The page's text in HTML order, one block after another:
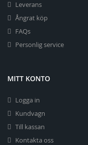
Leverans
Ångrat köp
FAQs
Personlig service
MITT KONTO
Logga in
Kundvagn
Till kassan
Kontakta oss